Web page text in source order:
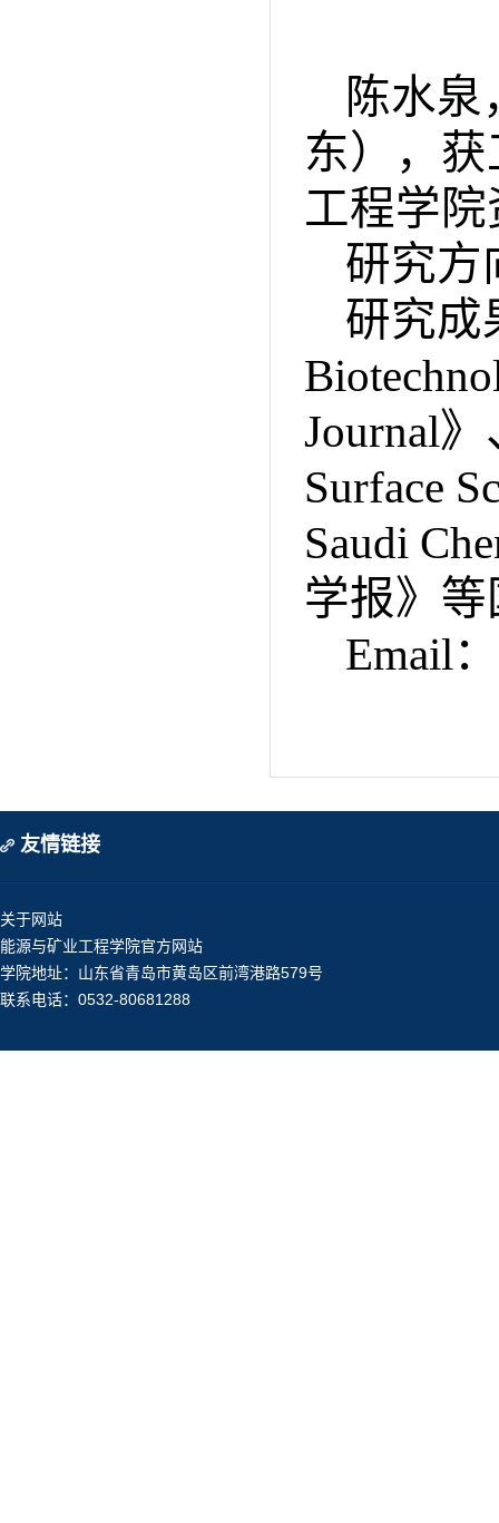
陈水泉
东），
工程学
研究方
研究成
Journal》
Surface
Saudi
学报》
Email：
友情链接
关于网站
能源与矿业工程学院官方网站
学院地址：山东省青岛市黄岛区前湾港路579号
联系电话：0532-80681288